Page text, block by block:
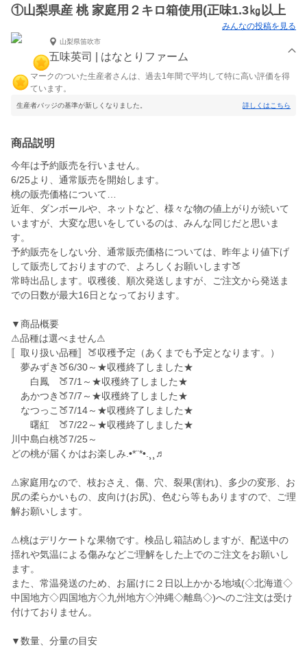
①山梨県産 桃 家庭用２キロ箱使用(正味1.3㎏以上
みんなの投稿を見る
山梨県笛吹市
五味英司 | はなとりファーム
マークのついた生産者さんは、過去1年間で平均して特に高い評価を得
ています。
生産者バッジの基準が新しくなりました。 詳しくはこちら
商品説明
今年は予約販売を行いません。
6/25より、通常販売を開始します。
桃の販売価格について…
近年、ダンボールや、ネットなど、様々な物の値上がりが続いて
いますが、大変な思いをしているのは、みんな同じだと思いま
す。
予約販売をしない分、通常販売価格については、昨年より値下げ
して販売しておりますので、よろしくお願いします🍑
常時出品します。収穫後、順次発送しますが、ご注文から発送ま
での日数が最大16日となっております。
▼商品概要
⚠品種は選べません⚠
〚取り扱い品種〛🍑収穫予定（あくまでも予定となります。）
夢みずき🍑6/30～★収穫終了しました★
白鳳 🍑7/1～★収穫終了しました★
あかつき🍑7/7～★収穫終了しました★
なつっこ🍑7/14～★収穫終了しました★
曙紅 🍑7/22～★収穫終了しました★
川中島白桃🍑7/25～
どの桃が届くかはお楽しみ.•*¨*•.¸¸♬
⚠家庭用なので、枝おさえ、傷、穴、裂果(割れ)、多少の変形、お
尻の柔らかいもの、皮向け(お尻)、色むら等もありますので、ご理
解お願いします。
⚠桃はデリケートな果物です。検品し箱詰めしますが、配送中の
揺れや気温による傷みなどご理解をした上でのご注文をお願いし
ます。
また、常温発送のため、お届けに２日以上かかる地域(◇北海道◇
中国地方◇四国地方◇九州地方◇沖縄◇離島◇)へのご注文は受け
付けておりません。
▼数量、分量の目安